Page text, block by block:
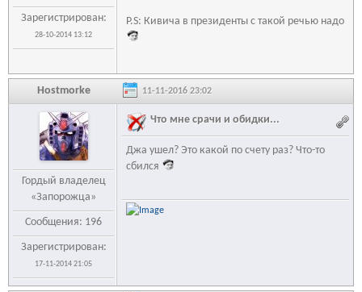
Зарегистрирован:
28-10-2014 13:12
P.S: Кивича в президенты с такой речью надо
Hostmorke 11-11-2016 23:02
Гордый владелец
«Запорожца»
Сообщения: 196
Зарегистрирован:
17-11-2014 21:05
Что мне срачи и обидки...
Джа ушел? Это какой по счету раз? Что-то
сбился